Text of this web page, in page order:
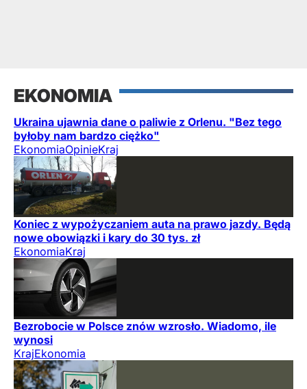
EKONOMIA
Ukraina ujawnia dane o paliwie z Orlenu. "Bez tego
byłoby nam bardzo ciężko"
EkonomiaOpinieKraj
Koniec z wypożyczaniem auta na prawo jazdy. Będą
nowe obowiązki i kary do 30 tys. zł
EkonomiaKraj
Bezrobocie w Polsce znów wzrosło. Wiadomo, ile
wynosi
KrajEkonomia